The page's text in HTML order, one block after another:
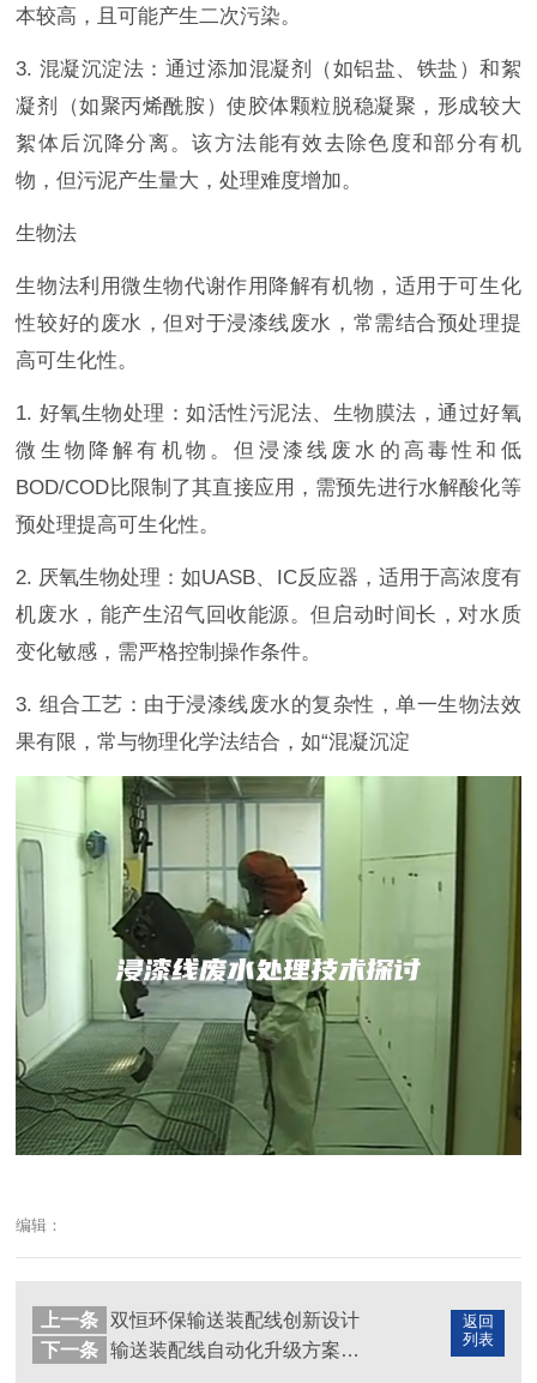
本较高，且可能产生二次污染。
3. 混凝沉淀法：通过添加混凝剂（如铝盐、铁盐）和絮
凝剂（如聚丙烯酰胺）使胶体颗粒脱稳凝聚，形成较大
絮体后沉降分离。该方法能有效去除色度和部分有机
物，但污泥产生量大，处理难度增加。
生物法
生物法利用微生物代谢作用降解有机物，适用于可生化
性较好的废水，但对于浸漆线废水，常需结合预处理提
高可生化性。
1. 好氧生物处理：如活性污泥法、生物膜法，通过好氧
微生物降解有机物。但浸漆线废水的高毒性和低
BOD/COD比限制了其直接应用，需预先进行水解酸化等
预处理提高可生化性。
2. 厌氧生物处理：如UASB、IC反应器，适用于高浓度有
机废水，能产生沼气回收能源。但启动时间长，对水质
变化敏感，需严格控制操作条件。
3. 组合工艺：由于浸漆线废水的复杂性，单一生物法效
果有限，常与物理化学法结合，如“混凝沉淀
编辑：
返回
列表
上一条
双恒环保输送装配线创新设计
下一条
输送装配线自动化升级方案探讨